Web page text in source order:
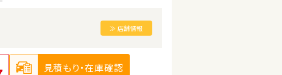
≫ 店舗情報
見積もり・在庫確認